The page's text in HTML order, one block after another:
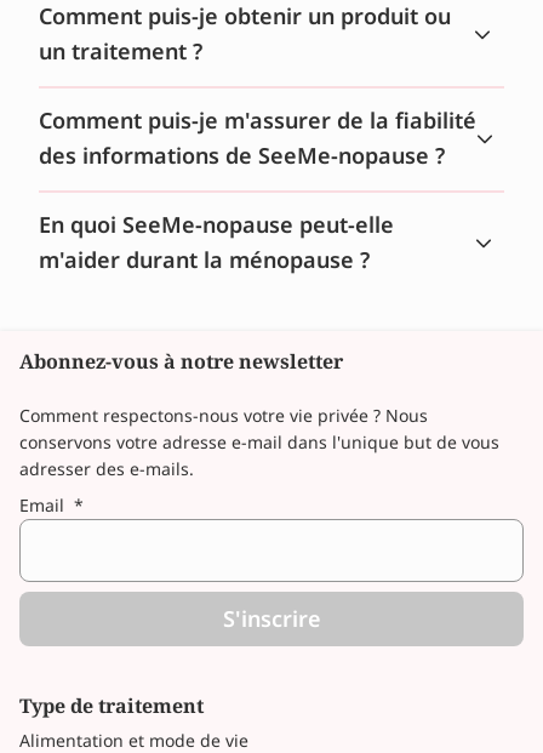
Comment puis-je obtenir un produit ou
un traitement ?
Comment puis-je m'assurer de la fiabilité
des informations de SeeMe-nopause ?
En quoi SeeMe-nopause peut-elle
m'aider durant la ménopause ?
Type de traitement
Alimentation et mode de vie
Abonnez-vous à notre newsletter
Email *
S'inscrire
Comment respectons-nous votre vie privée ? Nous
conservons votre adresse e-mail dans l'unique but de vous
adresser des e-mails.